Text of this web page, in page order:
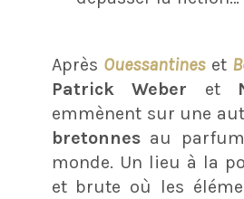
Après Ouessantines et
Patrick Weber et
emmènent sur une
bretonnes au
monde. Un lieu à la
et brute où les